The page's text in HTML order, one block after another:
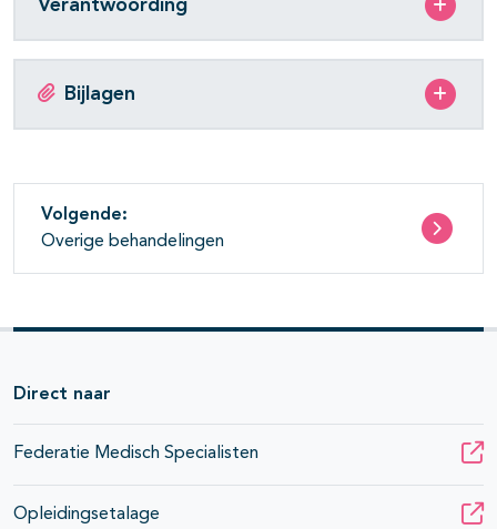
Verantwoording
Bijlagen
Volgende:
Overige behandelingen
Direct naar
Federatie Medisch Specialisten
Opleidingsetalage